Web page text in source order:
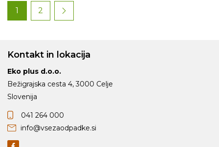
1 2
Kontakt in lokacija
Eko plus d.o.o.
Bežigrajska cesta 4, 3000 Celje
Slovenija
041 264 000
info@vsezaodpadke.si